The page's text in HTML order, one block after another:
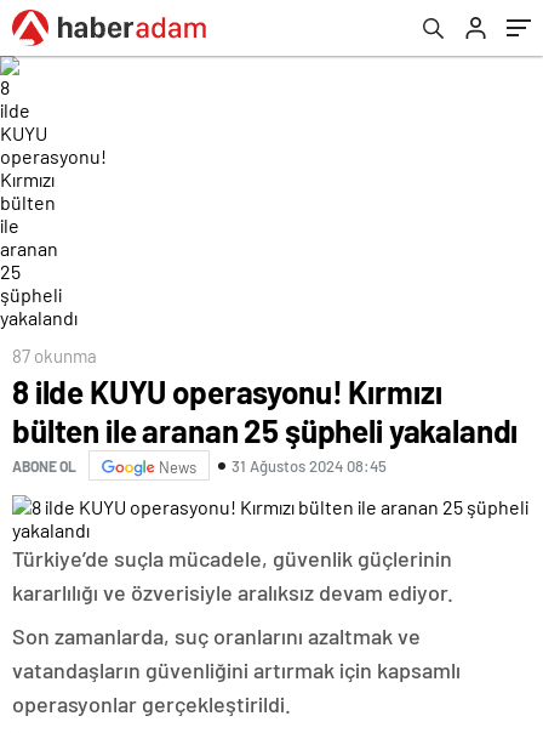
87 okunma
8 ilde KUYU operasyonu! Kırmızı
bülten ile aranan 25 şüpheli yakalandı
ABONE OL News 31 Ağustos 2024 08:45
Türkiye’de suçla mücadele, güvenlik güçlerinin
kararlılığı ve özverisiyle aralıksız devam ediyor.
Son zamanlarda, suç oranlarını azaltmak ve
vatandaşların güvenliğini artırmak için kapsamlı
operasyonlar gerçekleştirildi.